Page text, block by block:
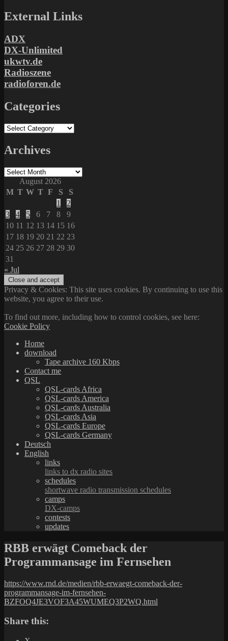
External Links
ADX
DX-Unlimited
ukwtv.de
Radioszene
radioforen.de
Categories
Categories
Archives
Archives
August 2026
M T W T F S
S
1
2
3
4 5 6 7 8
9
10 11 12 13 14 15 16
17 18 19 20 21 22 23
24 25 26 27 28 29 30
31
« Jul
Privacy & Cookies: This site uses cookies. By continuing to use this
website, you agree to their use.
To find out more, including how to control cookies, see here:
Cookie Policy
Home
download
Tape archive 160 Kbps
Contact me
QSL
QSL-cards Africa
QSL-cards America
QSL-cards Australia
QSL-cards Asia
QSL-cards Europe
QSL-cards Germany
Deutsch
English
links
links to dx radio sites
schedules
shortwave radio transmission schedules
camps
DX-camps
contests
updates
RBB erwägt Comeback der
Programmansage im Fernsehen
https://www.rnd.de/medien/rbb-erwaegt-comeback-der-
programmansage-im-fernsehen-
BZFOQ4JE3VOF3A45WUMEQ3P2WQ.html
Share this: